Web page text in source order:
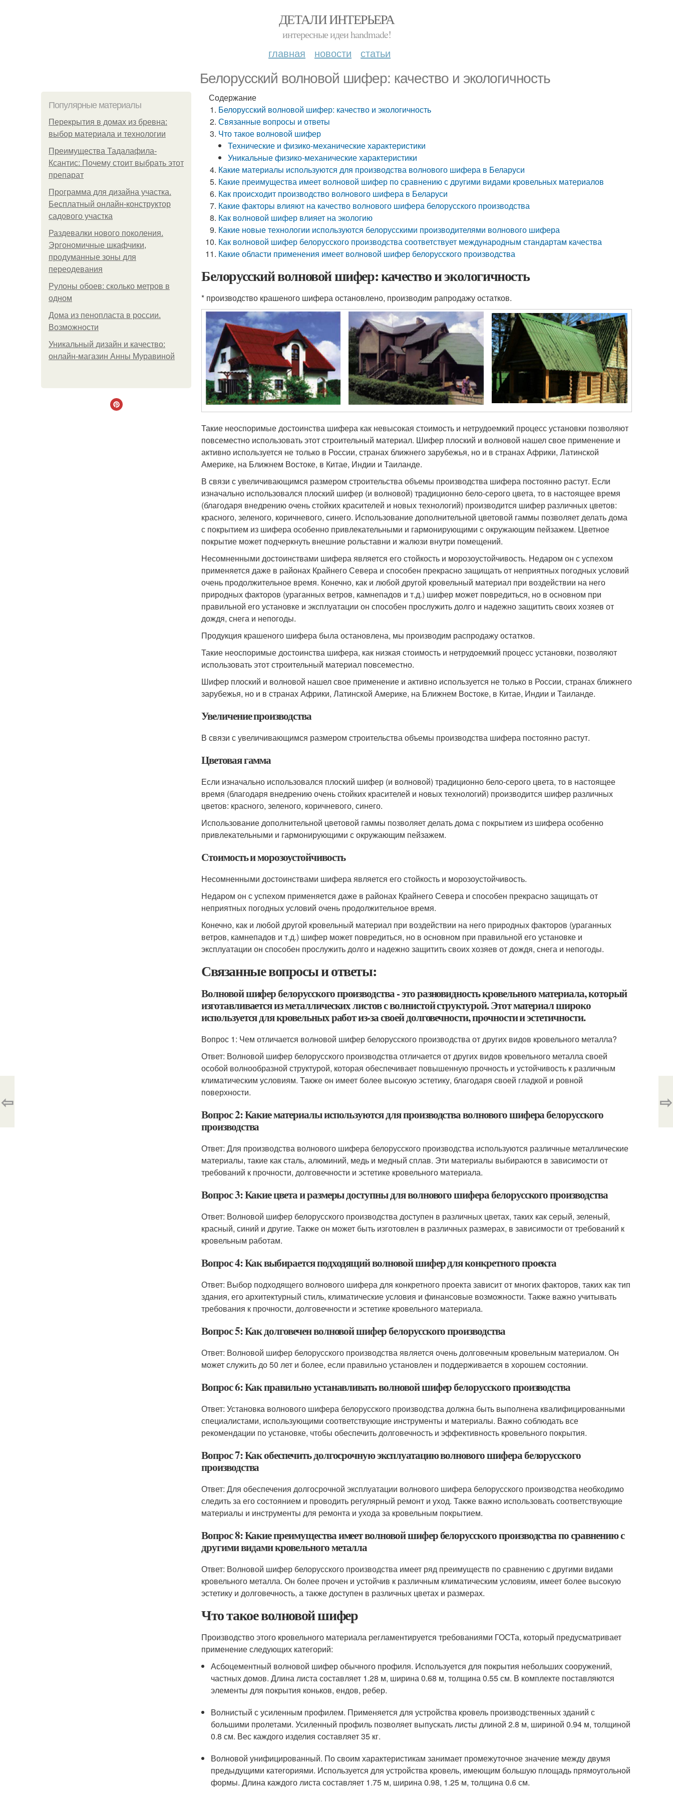
ДЕТАЛИ ИНТЕРЬЕРА
интересные идеи handmade!
главная новости статьи
Белорусский волновой шифер: качество и экологичность
Популярные материалы
Перекрытия в домах из бревна:
выбор материала и технологии
Преимущества Тадалафила-
Ксантис: Почему стоит выбрать этот
препарат
Программа для дизайна участка.
Бесплатный онлайн-конструктор
садового участка
Раздевалки нового поколения.
Эргономичные шкафчики,
продуманные зоны для
переодевания
Рулоны обоев: сколько метров в
одном
Дома из пенопласта в россии.
Возможности
Уникальный дизайн и качество:
онлайн-магазин Анны Муравиной
Содержание
Белорусский волновой шифер: качество и экологичность
Связанные вопросы и ответы
Что такое волновой шифер
Технические и физико-механические характеристики
Уникальные физико-механические характеристики
Какие материалы используются для производства волнового шифера в Беларуси
Какие преимущества имеет волновой шифер по сравнению с другими видами кровельных материалов
Как происходит производство волнового шифера в Беларуси
Какие факторы влияют на качество волнового шифера белорусского производства
Как волновой шифер влияет на экологию
Какие новые технологии используются белорусскими производителями волнового шифера
Как волновой шифер белорусского производства соответствует международным стандартам качества
Какие области применения имеет волновой шифер белорусского производства
Белорусский волновой шифер: качество и экологичность
* производство крашеного шифера остановлено, производим рапродажу остатков.
Такие неоспоримые достоинства шифера как невысокая стоимость и нетрудоемкий процесс установки позволяют
повсеместно использовать этот строительный материал. Шифер плоский и волновой нашел свое применение и
активно используется не только в России, странах ближнего зарубежья, но и в странах Африки, Латинской
Америке, на Ближнем Востоке, в Китае, Индии и Таиланде.
В связи с увеличивающимся размером строительства объемы производства шифера постоянно растут. Если
изначально использовался плоский шифер (и волновой) традиционно бело-серого цвета, то в настоящее время
(благодаря внедрению очень стойких красителей и новых технологий) производится шифер различных цветов:
красного, зеленого, коричневого, синего. Использование дополнительной цветовой гаммы позволяет делать дома
с покрытием из шифера особенно привлекательными и гармонирующими с окружающим пейзажем. Цветное
покрытие может подчеркнуть внешние рольставни и жалюзи внутри помещений.
Несомненными достоинствами шифера является его стойкость и морозоустойчивость. Недаром он с успехом
применяется даже в районах Крайнего Севера и способен прекрасно защищать от неприятных погодных условий
очень продолжительное время. Конечно, как и любой другой кровельный материал при воздействии на него
природных факторов (ураганных ветров, камнепадов и т.д.) шифер может повредиться, но в основном при
правильной его установке и эксплуатации он способен прослужить долго и надежно защитить своих хозяев от
дождя, снега и непогоды.
Продукция крашеного шифера была остановлена, мы производим распродажу остатков.
Такие неоспоримые достоинства шифера, как низкая стоимость и нетрудоемкий процесс установки, позволяют
использовать этот строительный материал повсеместно.
Шифер плоский и волновой нашел свое применение и активно используется не только в России, странах ближнего
зарубежья, но и в странах Африки, Латинской Америке, на Ближнем Востоке, в Китае, Индии и Таиланде.
Увеличение производства
В связи с увеличивающимся размером строительства объемы производства шифера постоянно растут.
Цветовая гамма
Если изначально использовался плоский шифер (и волновой) традиционно бело-серого цвета, то в настоящее
время (благодаря внедрению очень стойких красителей и новых технологий) производится шифер различных
цветов: красного, зеленого, коричневого, синего.
Использование дополнительной цветовой гаммы позволяет делать дома с покрытием из шифера особенно
привлекательными и гармонирующими с окружающим пейзажем.
Стоимость и морозоустойчивость
Несомненными достоинствами шифера является его стойкость и морозоустойчивость.
Недаром он с успехом применяется даже в районах Крайнего Севера и способен прекрасно защищать от
неприятных погодных условий очень продолжительное время.
Конечно, как и любой другой кровельный материал при воздействии на него природных факторов (ураганных
ветров, камнепадов и т.д.) шифер может повредиться, но в основном при правильной его установке и
эксплуатации он способен прослужить долго и надежно защитить своих хозяев от дождя, снега и непогоды.
Связанные вопросы и ответы:
Волновой шифер белорусского производства - это разновидность кровельного материала, который
изготавливается из металлических листов с волнистой структурой. Этот материал широко
используется для кровельных работ из-за своей долговечности, прочности и эстетичности.
Вопрос 1: Чем отличается волновой шифер белорусского производства от других видов кровельного металла?
Ответ: Волновой шифер белорусского производства отличается от других видов кровельного металла своей
особой волнообразной структурой, которая обеспечивает повышенную прочность и устойчивость к различным
климатическим условиям. Также он имеет более высокую эстетику, благодаря своей гладкой и ровной
поверхности.
Вопрос 2: Какие материалы используются для производства волнового шифера белорусского
производства
Ответ: Для производства волнового шифера белорусского производства используются различные металлические
материалы, такие как сталь, алюминий, медь и медный сплав. Эти материалы выбираются в зависимости от
требований к прочности, долговечности и эстетике кровельного материала.
Вопрос 3: Какие цвета и размеры доступны для волнового шифера белорусского производства
Ответ: Волновой шифер белорусского производства доступен в различных цветах, таких как серый, зеленый,
красный, синий и другие. Также он может быть изготовлен в различных размерах, в зависимости от требований к
кровельным работам.
Вопрос 4: Как выбирается подходящий волновой шифер для конкретного проекта
Ответ: Выбор подходящего волнового шифера для конкретного проекта зависит от многих факторов, таких как тип
здания, его архитектурный стиль, климатические условия и финансовые возможности. Также важно учитывать
требования к прочности, долговечности и эстетике кровельного материала.
Вопрос 5: Как долговечен волновой шифер белорусского производства
Ответ: Волновой шифер белорусского производства является очень долговечным кровельным материалом. Он
может служить до 50 лет и более, если правильно установлен и поддерживается в хорошем состоянии.
Вопрос 6: Как правильно устанавливать волновой шифер белорусского производства
Ответ: Установка волнового шифера белорусского производства должна быть выполнена квалифицированными
специалистами, использующими соответствующие инструменты и материалы. Важно соблюдать все
рекомендации по установке, чтобы обеспечить долговечность и эффективность кровельного покрытия.
Вопрос 7: Как обеспечить долгосрочную эксплуатацию волнового шифера белорусского
производства
Ответ: Для обеспечения долгосрочной эксплуатации волнового шифера белорусского производства необходимо
следить за его состоянием и проводить регулярный ремонт и уход. Также важно использовать соответствующие
материалы и инструменты для ремонта и ухода за кровельным покрытием.
Вопрос 8: Какие преимущества имеет волновой шифер белорусского производства по сравнению с
другими видами кровельного металла
Ответ: Волновой шифер белорусского производства имеет ряд преимуществ по сравнению с другими видами
кровельного металла. Он более прочен и устойчив к различным климатическим условиям, имеет более высокую
эстетику и долговечность, а также доступен в различных цветах и размерах.
Что такое волновой шифер
Производство этого кровельного материала регламентируется требованиями ГОСТа, который предусматривает
применение следующих категорий:
Асбоцементный волновой шифер обычного профиля. Используется для покрытия небольших сооружений,
частных домов. Длина листа составляет 1.28 м, ширина 0.68 м, толщина 0.55 см. В комплекте поставляются
элементы для покрытия коньков, ендов, ребер.
Волнистый с усиленным профилем. Применяется для устройства кровель производственных зданий с
большими пролетами. Усиленный профиль позволяет выпускать листы длиной 2.8 м, шириной 0.94 м, толщиной
0.8 см. Вес каждого изделия составляет 35 кг.
Волновой унифицированный. По своим характеристикам занимает промежуточное значение между двумя
предыдущими категориями. Используется для устройства кровель, имеющим большую площадь прямоугольной
формы. Длина каждого листа составляет 1.75 м, ширина 0.98, 1.25 м, толщина 0.6 см.
⇦ ⇨